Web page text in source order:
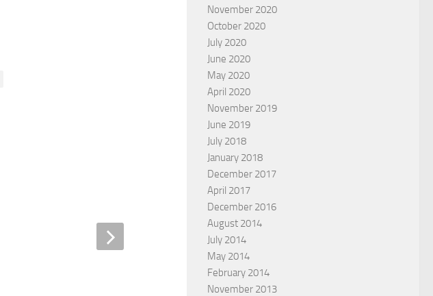
EDWARD HOVSEPIAN MEHR
Sufficiency of God’s grace
BY
November 2020
October 2020
July 2020
June 2020
May 2020
April 2020
November 2019
June 2019
July 2018
January 2018
December 2017
April 2017
December 2016
August 2014
July 2014
May 2014
February 2014
November 2013